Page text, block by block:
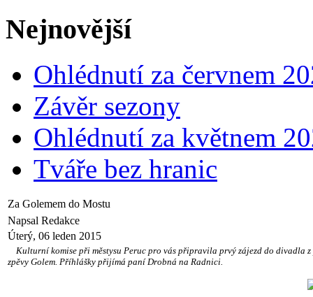
Nejnovější
Ohlédnutí za červnem
Závěr sezony
Ohlédnutí za květnem
Tváře bez hranic
Za Golemem do Mostu
Napsal Redakce
Úterý, 06 leden 2015
Kulturní komise při městysu Peruc pro vás připravila prvý zájezd do divadla
zpěvy Golem. Příhlášky přijímá paní Drobná na Radnici.